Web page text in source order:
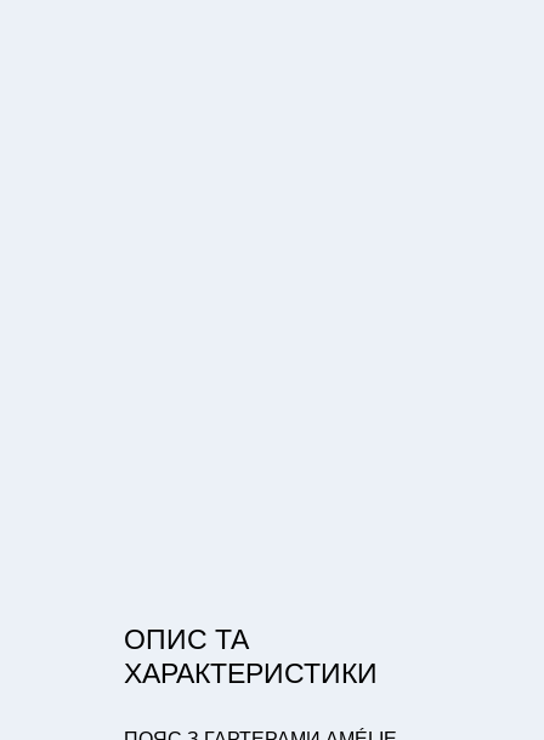
ОПИС ТА
ХАРАКТЕРИСТИКИ